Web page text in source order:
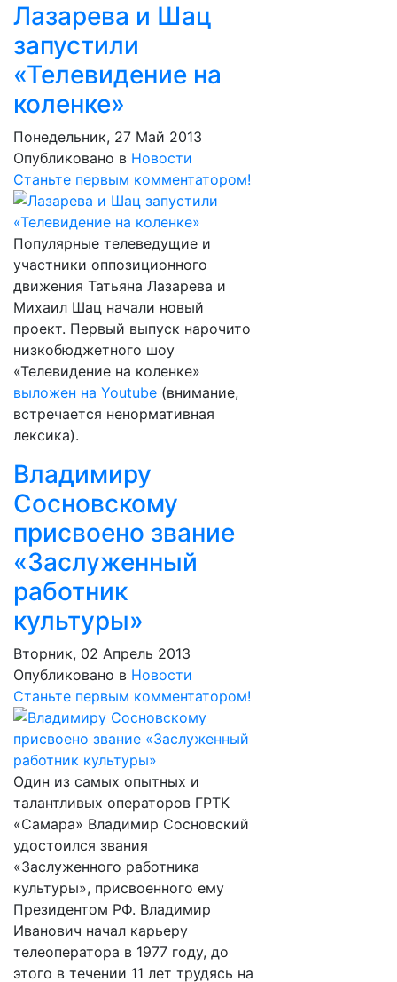
Лазарева и Шац
запустили
«Телевидение на
коленке»
Понедельник, 27 Май 2013
Опубликовано в Новости
Станьте первым комментатором!
Популярные телеведущие и
участники оппозиционного
движения Татьяна Лазарева и
Михаил Шац начали новый
проект. Первый выпуск нарочито
низкобюджетного шоу
«Телевидение на коленке»
выложен на Youtube (внимание,
встречается ненормативная
лексика).
Владимиру
Сосновскому
присвоено звание
«Заслуженный
работник
культуры»
Вторник, 02 Апрель 2013
Опубликовано в Новости
Станьте первым комментатором!
Один из самых опытных и
талантливых операторов ГРТК
«Самара» Владимир Сосновский
удостоился звания
«Заслуженного работника
культуры», присвоенного ему
Президентом РФ. Владимир
Иванович начал карьеру
телеоператора в 1977 году, до
этого в течении 11 лет трудясь на